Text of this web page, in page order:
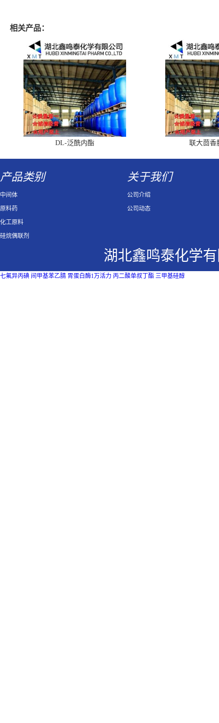
相关产品：
DL-泛酰内酯 联大茴香
产品类别
中间体
原料药
化工原料
硅烷偶联剂
关于我们
公司介绍
公司动态
湖北鑫鸣泰化学
七氟异丙碘 间甲基苯乙腈 胃蛋白酶1万活力 丙二酸单叔丁酯 三甲基硅醇